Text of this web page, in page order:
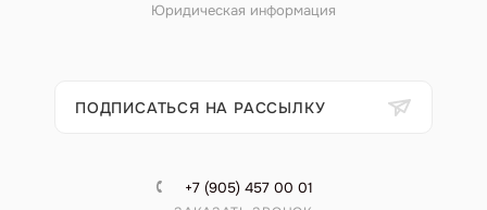
Юридическая информация
ПОДПИСАТЬСЯ НА РАССЫЛКУ
+7 (905) 457 00 01